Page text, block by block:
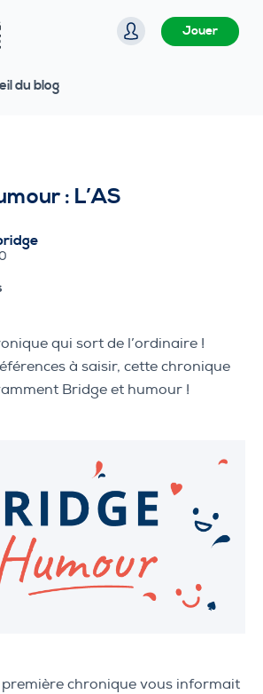
Jouer
du blog
: L’AS
qui sort de l’ordinaire !
à saisir, cette chronique
Bridge et humour !
chronique vous informait